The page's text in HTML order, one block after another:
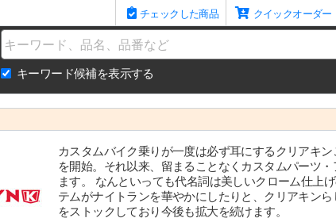
チェックした商品 クイックオーダー
Name
キーワード候補を表示する
カスタムバイク乗りが一度は必ず耳にするクリアキ
を開始。それ以来、留まることなくカスタムパーツ
ます。 なんといっても代名詞は美しいクローム仕上
テムがナイトランを華やかにしたりと、クリアキン
をストックしており今後も拡大を続けます。